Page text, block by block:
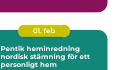
01. feb
Pentik heminredning
nordisk stämning för ett
personligt hem